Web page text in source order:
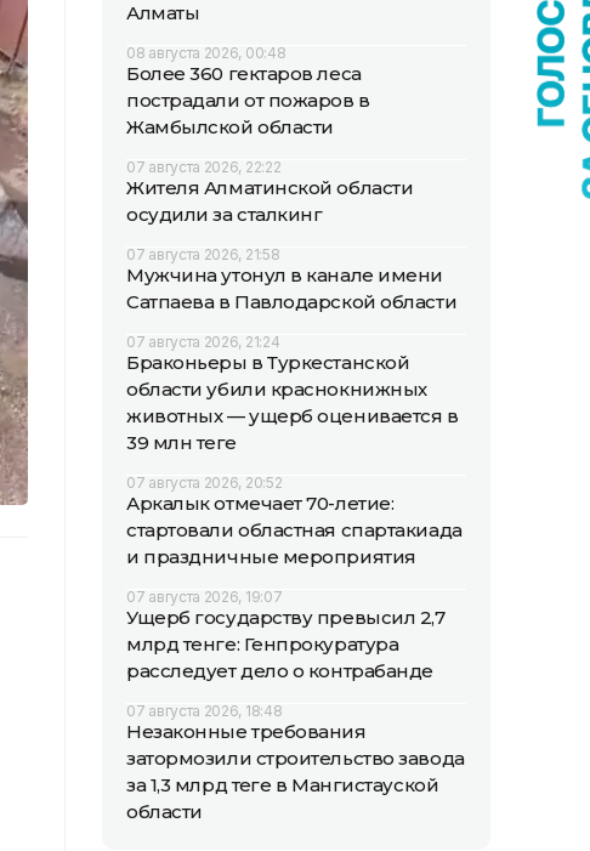
Алматы
08 августа 2026, 00:48
Более 360 гектаров леса
пострадали от пожаров в
Жамбылской области
07 августа 2026, 22:22
Жителя Алматинской области
осудили за сталкинг
07 августа 2026, 21:58
Мужчина утонул в канале имени
Сатпаева в Павлодарской области
07 августа 2026, 21:24
Браконьеры в Туркестанской
области убили краснокнижных
животных — ущерб оценивается в
39 млн теңге
07 августа 2026, 20:52
Аркалык отмечает 70-летие:
стартовали областная спартакиада
и праздничные мероприятия
07 августа 2026, 19:07
Ущерб государству превысил 2,7
млрд тенге: Генпрокуратура
расследует дело о контрабанде
07 августа 2026, 18:48
Незаконные требования
затормозили строительство завода
за 1,3 млрд теңге в Мангистауской
области